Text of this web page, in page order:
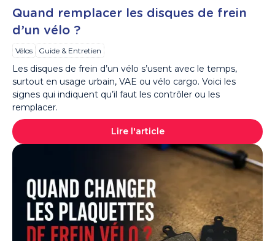
Quand remplacer les disques de frein
d’un vélo ?
Vélos Guide & Entretien
Les disques de frein d’un vélo s’usent avec le temps,
surtout en usage urbain, VAE ou vélo cargo. Voici les
signes qui indiquent qu’il faut les contrôler ou les
remplacer.
Lire l'article